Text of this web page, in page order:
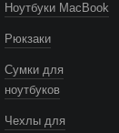
Ноутбуки MacBook
Рюкзаки
Сумки для
ноутбуков
Чехлы для